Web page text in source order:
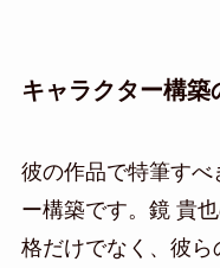
キャラクター構築
彼の作品で特筆すべ
ー構築です。鏡 貴
格だけでなく、彼